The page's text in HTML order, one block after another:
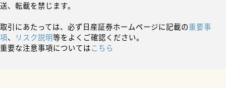
送、転載を禁じます。
取引にあたっては、必ず日産証券ホームページに記載の重要事
項、 リスク説明等をよくご確認ください。
重要な注意事項についてはこちら